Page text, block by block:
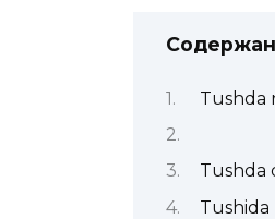
Tushda
Tushda
Tushida